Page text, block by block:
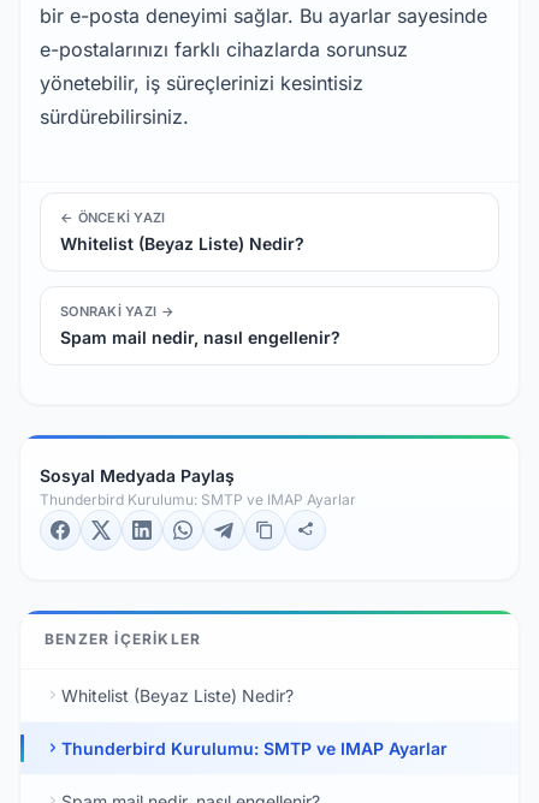
bir e-posta deneyimi sağlar. Bu ayarlar sayesinde
e-postalarınızı farklı cihazlarda sorunsuz
yönetebilir, iş süreçlerinizi kesintisiz
sürdürebilirsiniz.
← ÖNCEKI YAZI
Whitelist (Beyaz Liste) Nedir?
SONRAKI YAZI →
Spam mail nedir, nasıl engellenir?
Sosyal Medyada Paylaş
Thunderbird Kurulumu: SMTP ve IMAP Ayarlar
BENZER İÇERIKLER
Whitelist (Beyaz Liste) Nedir?
Thunderbird Kurulumu: SMTP ve IMAP Ayarlar